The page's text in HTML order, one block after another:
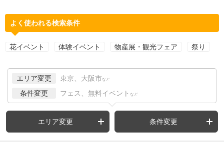
よく使われる検索条件
花イベント 体験イベント 物産展・観光フェア 祭り
エリア変更 東京、大阪市 など
条件変更 フェス、無料イベント など
エリア変更 条件変更